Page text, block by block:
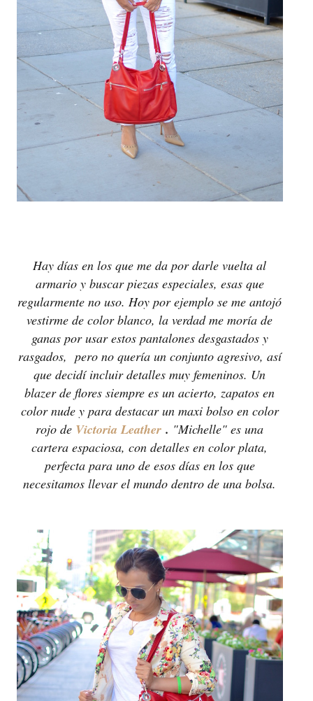
Hay días en los que me da por darle vuelta al
armario y buscar piezas especiales, esas que
regularmente no uso. Hoy por ejemplo se me antojó
vestirme de color blanco, la verdad me moría de
ganas por usar estos pantalones desgastados y
rasgados, pero no quería un conjunto agresivo, así
que decidí incluir detalles muy femeninos. Un
blazer de flores siempre es un acierto, zapatos en
color nude y para destacar un maxi bolso en color
rojo de Victoria Leather. "Michelle" es una
cartera espaciosa, con detalles en color plata,
perfecta para uno de esos días en los que
necesitamos llevar el mundo dentro de una bolsa.